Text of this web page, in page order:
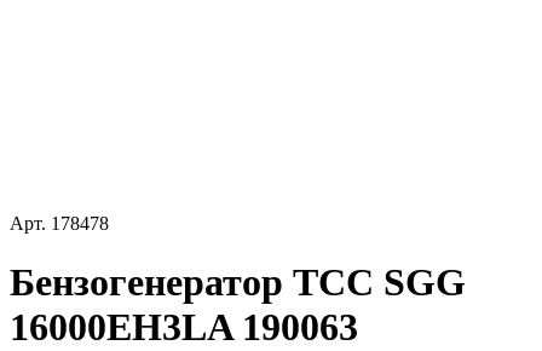
Арт. 178478
Бензогенератор ТСС SGG
16000EH3LA 190063